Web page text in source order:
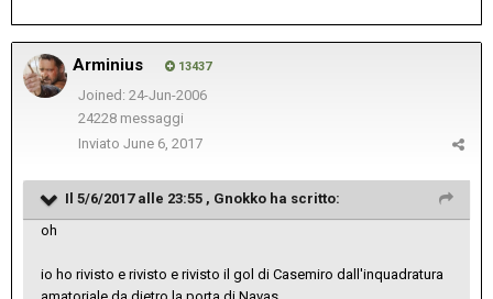
Arminius 13437
Joined: 24-Jun-2006
24228 messaggi
Inviato June 6, 2017
Il 5/6/2017 alle 23:55 , Gnokko ha scritto:
oh
io ho rivisto e rivisto e rivisto il gol di Casemiro dall'inquadratura